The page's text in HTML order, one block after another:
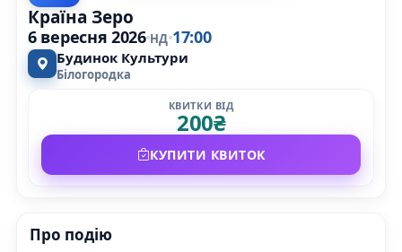
Країна Зеро
6 вересня 2026 НД 17:00
Будинок Культури
Білогородка
КВИТКИ ВІД
200₴
КУПИТИ КВИТОК
Про подію